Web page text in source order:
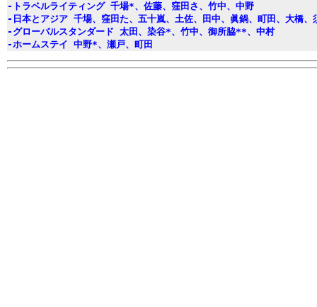
-トラベルライティング 千場*、佐藤、窪田さ、竹中、中野
-日本とアジア 千場、窪田た、五十嵐、土佐、田中、眞鍋、町田、大橋
-グローバルスタンダード 太田、染谷*、竹中、御所脇**、中村
-ホームステイ 中野*、瀬戸、町田